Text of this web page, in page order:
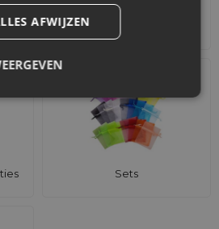
Katoenen zakjes
Sets
AFWIJZEN